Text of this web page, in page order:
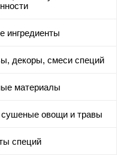
ингредиенты
декоры, смеси специй
материалы
овощи и травы
специй